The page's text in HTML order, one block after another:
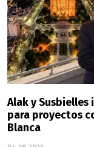
Alak y
para proyectos
Blanca